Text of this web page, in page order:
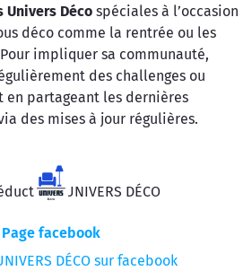
Univers Déco spéciales à l’occasion
déco comme la rentrée ou les
impliquer sa communauté,
des challenges ou
en partageant les dernières
des mises à jour régulières.
Page facebook
DÉCO sur facebook